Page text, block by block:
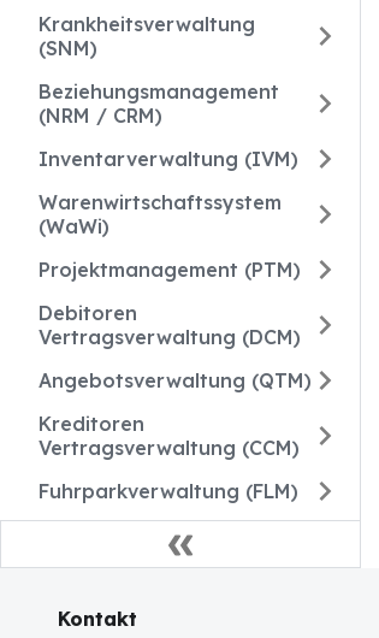
Krankheitsverwaltung
(SNM)
Beziehungsmanagement
(NRM / CRM)
Inventarverwaltung (IVM)
Warenwirtschaftssystem
(WaWi)
Projektmanagement (PTM)
Debitoren
Vertragsverwaltung (DCM)
Angebotsverwaltung (QTM)
Kreditoren
Vertragsverwaltung (CCM)
Fuhrparkverwaltung (FLM)
Kontakt